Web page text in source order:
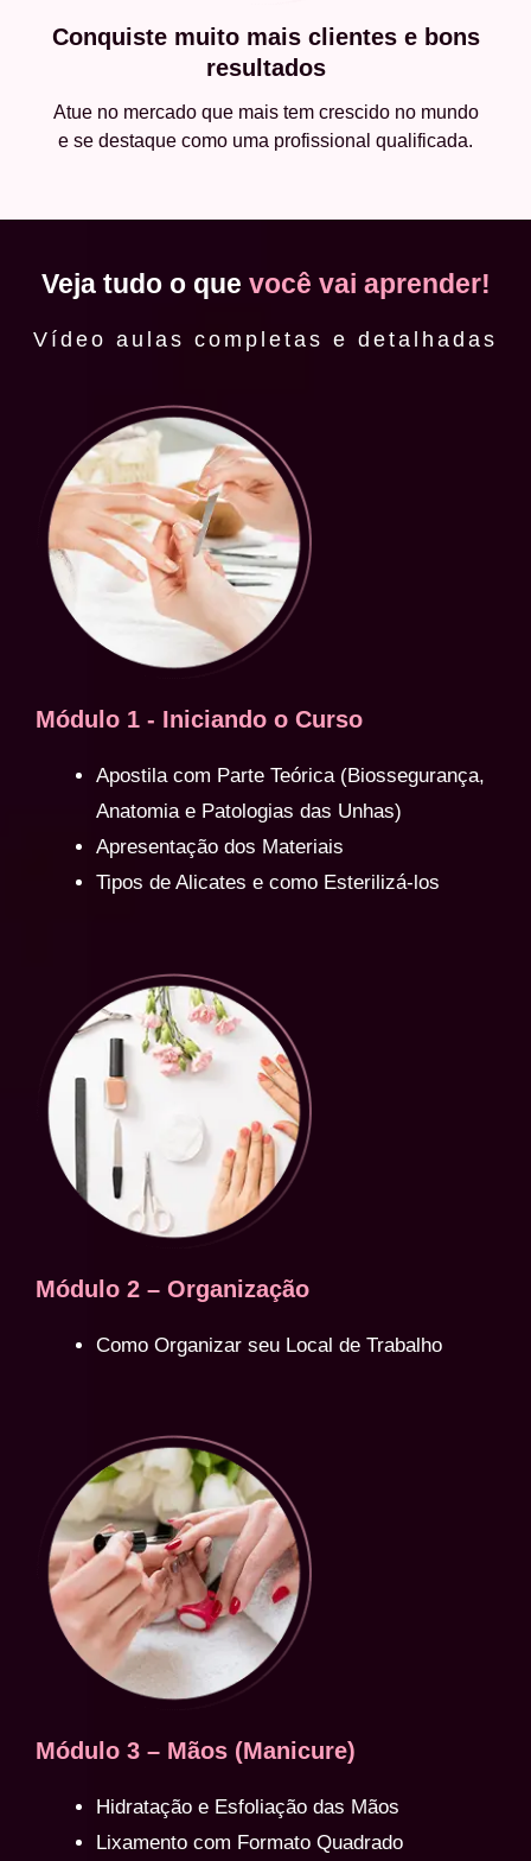
Conquiste muito mais clientes e bons
resultados
Atue no mercado que mais tem crescido no mundo
e se destaque como uma profissional qualificada.
Veja tudo o que você vai aprender!
Vídeo aulas completas e detalhadas
Módulo 1 - Iniciando o Curso
Apostila com Parte Teórica (Biossegurança,
Anatomia e Patologias das Unhas)
Apresentação dos Materiais
Tipos de Alicates e como Esterilizá-los
Módulo 2 – Organização
Como Organizar seu Local de Trabalho
Módulo 3 – Mãos (Manicure)
Hidratação e Esfoliação das Mãos
Lixamento com Formato Quadrado